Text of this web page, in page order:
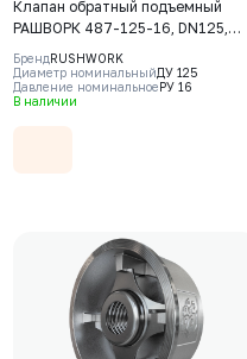
Клапан обратный подъемный
РАШВОРК 487-125-16, DN125,
PN16, корпус - GJL-250 (GG25),
диск - угл. сталь AISI420, седло -
угл. сталь AISI420, Ф/Ф
БрендRUSHWORK
Диаметр номинальныйДУ 125
Давление номинальноеРУ 16
В наличии